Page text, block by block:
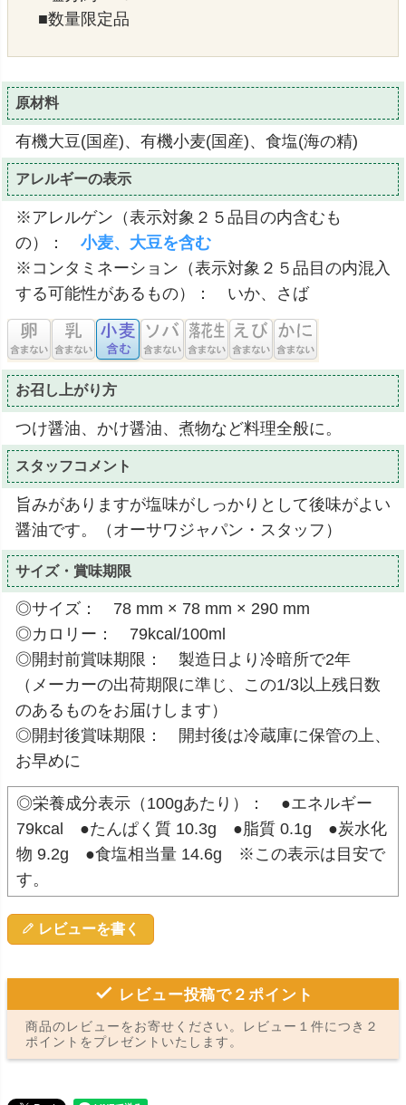
■数量限定品
原材料
有機大豆(国産)、有機小麦(国産)、食塩(海の精)
アレルギーの表示
※アレルゲン（表示対象２５品目の内含むも
の）： 小麦、大豆を含む
※コンタミネーション（表示対象２５品目の内混入
する可能性があるもの）： いか、さば
お召し上がり方
つけ醤油、かけ醤油、煮物など料理全般に。
スタッフコメント
旨みがありますが塩味がしっかりとして後味がよい
醤油です。（オーサワジャパン・スタッフ）
サイズ・賞味期限
◎サイズ： 78 mm × 78 mm × 290 mm
◎カロリー： 79kcal/100ml
◎開封前賞味期限： 製造日より冷暗所で2年
（メーカーの出荷期限に準じ、この1/3以上残日数
のあるものをお届けします）
◎開封後賞味期限： 開封後は冷蔵庫に保管の上、
お早めに
◎栄養成分表示（100gあたり）： ●エネルギー
79kcal ●たんぱく質 10.3g ●脂質 0.1g ●炭水化
物 9.2g ●食塩相当量 14.6g ※この表示は目安で
す。
レビューを書く
レビュー投稿で２ポイント
商品のレビューをお寄せください。レビュー１件につき２
ポイントをプレゼントいたします。